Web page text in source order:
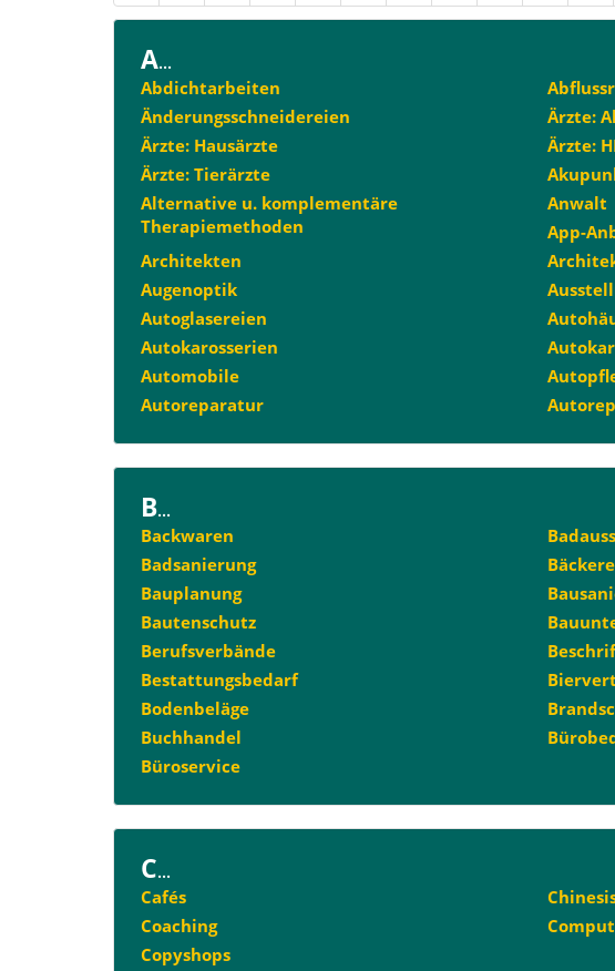
A...
Abdichtarbeiten
Änderungsschneidereien
Ärzte:
Ärzte: Hausärzte
Ärzte:
Ärzte: Tierärzte
Alternative u. komplementäre
Therapiemethoden
Anwalt
App-
Architekten
Augenoptik
Autoglasereien
Autokarosserien
Automobile
Autoreparatur
B...
Backwaren
Badsanierung
Bauplanung
Bautenschutz
Berufsverbände
Bestattungsbedarf
Bodenbeläge
Buchhandel
Büroservice
C...
Cafés
Coaching
Copyshops